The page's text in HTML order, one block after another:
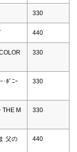
330
440
330
･ﾎﾞﾆｰ
330
THE M
330
父の
440